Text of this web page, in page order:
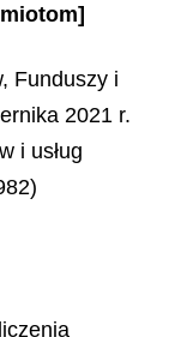
Funduszy i
2021 r.
i usług